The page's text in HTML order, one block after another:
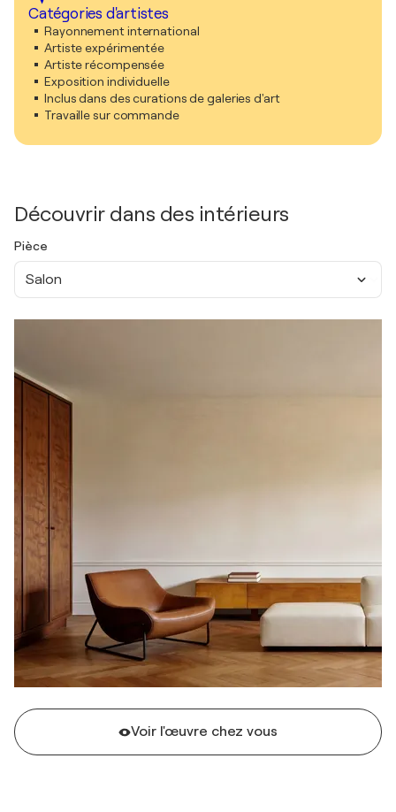
Catégories d'artistes
Rayonnement international
Artiste expérimentée
Artiste récompensée
Exposition individuelle
Inclus dans des curations de galeries d'art
Travaille sur commande
Découvrir dans des intérieurs
Pièce
Salon
Voir l'œuvre chez vous